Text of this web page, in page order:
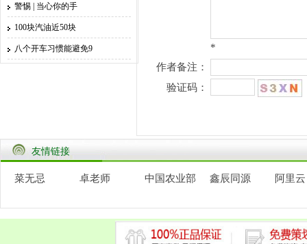
友情链接
菜无忌 卓老师 中国农业部 鑫辰同源 阿里云
警惕 | 当心你的手
100块汽油近50块
八个开车习惯能避免9
*
作者备注：
验证码：